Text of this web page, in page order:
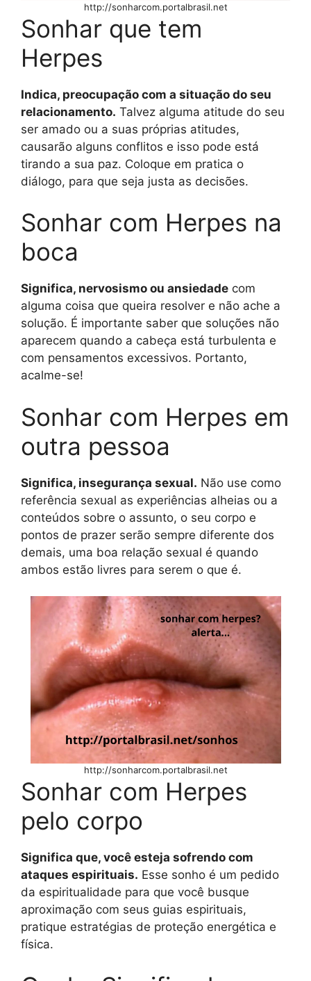
http://sonharcom.portalbrasil.net
Sonhar que tem
Herpes
Indica, preocupação com a situação do seu
relacionamento. Talvez alguma atitude do seu
ser amado ou a suas próprias atitudes,
causarão alguns conflitos e isso pode está
tirando a sua paz. Coloque em pratica o
diálogo, para que seja justa as decisões.
Sonhar com Herpes na
boca
Significa, nervosismo ou ansiedade com
alguma coisa que queira resolver e não ache a
solução. É importante saber que soluções não
aparecem quando a cabeça está turbulenta e
com pensamentos excessivos. Portanto,
acalme-se!
Sonhar com Herpes em
outra pessoa
Significa, insegurança sexual. Não use como
referência sexual as experiências alheias ou a
conteúdos sobre o assunto, o seu corpo e
pontos de prazer serão sempre diferente dos
demais, uma boa relação sexual é quando
ambos estão livres para serem o que é.
http://sonharcom.portalbrasil.net
Sonhar com Herpes
pelo corpo
Significa que, você esteja sofrendo com
ataques espirituais. Esse sonho é um pedido
da espiritualidade para que você busque
aproximação com seus guias espirituais,
pratique estratégias de proteção energética e
física.